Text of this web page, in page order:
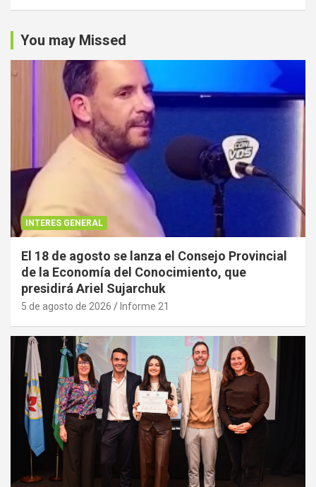
You may Missed
INTERES GENERAL
El 18 de agosto se lanza el Consejo Provincial
de la Economía del Conocimiento, que
presidirá Ariel Sujarchuk
5 de agosto de 2026 Informe 21